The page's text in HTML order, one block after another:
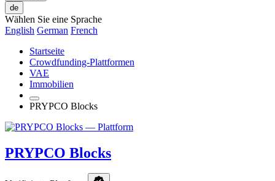
de
Wählen Sie eine Sprache
English German French
Startseite
Crowdfunding-Plattformen
VAE
Immobilien
PRYPCO Blocks
PRYPCO Blocks